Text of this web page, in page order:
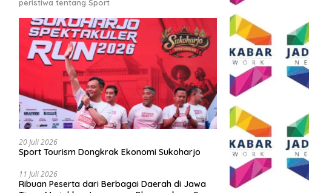
peristiwa tentang Sport
20 Juli 2026
Sport Tourism Dongkrak Ekonomi Sukoharjo
11 Juli 2026
Ribuan Peserta dari Berbagai Daerah di Jawa